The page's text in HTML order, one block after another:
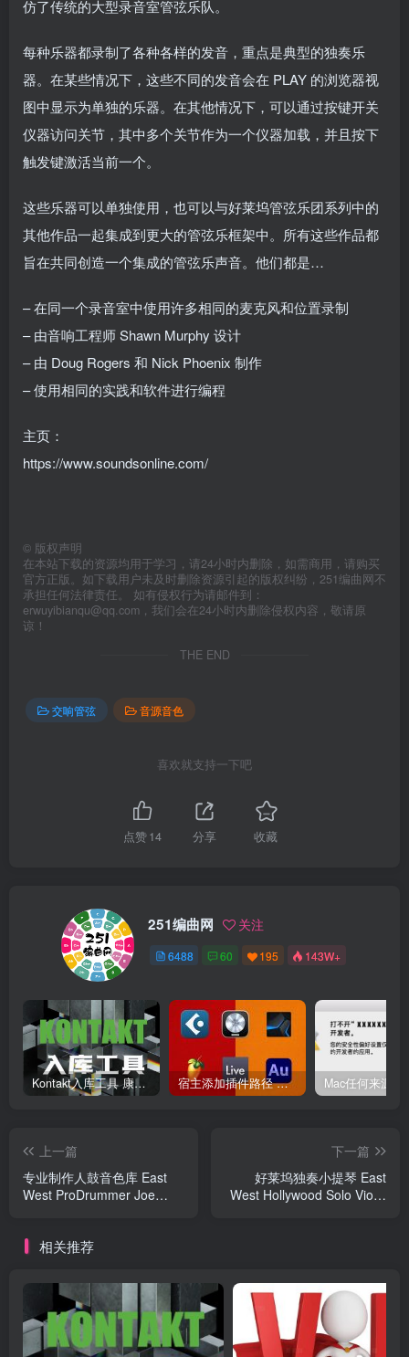
仿了传统的大型录音室管弦乐队。
每种乐器都录制了各种各样的发音，重点是典型的独奏乐
器。在某些情况下，这些不同的发音会在 PLAY 的浏览器视
图中显示为单独的乐器。在其他情况下，可以通过按键开关
仪器访问关节，其中多个关节作为一个仪器加载，并且按下
触发键激活当前一个。
这些乐器可以单独使用，也可以与好莱坞管弦乐团系列中的
其他作品一起集成到更大的管弦乐框架中。所有这些作品都
旨在共同创造一个集成的管弦乐声音。他们都是…
– 在同一个录音室中使用许多相同的麦克风和位置录制
– 由音响工程师 Shawn Murphy 设计
– 由 Doug Rogers 和 Nick Phoenix 制作
– 使用相同的实践和软件进行编程
主页：
https://www.soundsonline.com/
© 版权声明
在本站下载的资源均用于学习，请24小时内删除，如需商用，请购买
官方正版。如下载用户未及时删除资源引起的版权纠纷，251编曲网不
承担任何法律责任。 如有侵权行为请邮件到：
erwuyibianqu@qq.com，我们会在24小时内删除侵权内容，敬请原
谅！
THE END
交响管弦 音源音色
喜欢就支持一下吧
点赞14 分享 收藏
251编曲网 关注
6488 60 195 143W+
Kontakt入库工具 康泰克入库教程 宿主添加插件路径 插件路径设置 VSTPlugins路径
上一篇
专业制作人鼓音色库 East
West ProDrummer Joe
下一篇
好莱坞独奏小提琴 East
West Hollywood Solo Violin
相关推荐